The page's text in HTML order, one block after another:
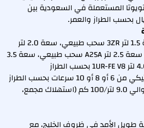
المستعملة في السعودية بين
سعة 1.5 لتر 3ZR سحب طبيعي، سعة 2.0 لتر
M20A سحب طبيعي، سعة 2.5 لتر A25A سحب طبيعي، سعة 3.5
سرعات بحسب الطراز
حوالي 9.0 لتر/100 كم (استهلاك مجمع،
الأمد في ظروف الخليج، مع